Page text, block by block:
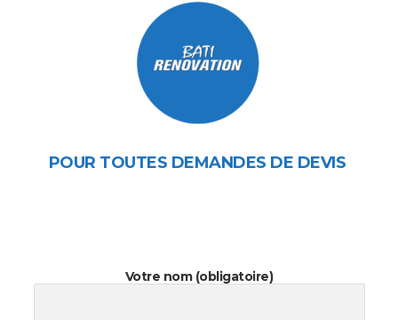
POUR TOUTES DEMANDES DE DEVIS
Votre nom (obligatoire)